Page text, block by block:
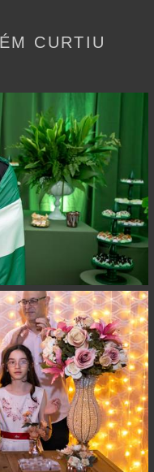
CURTIU